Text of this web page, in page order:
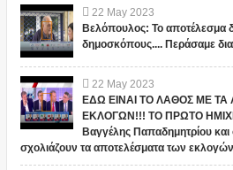
22 May 2023
Βελόπουλος: Το αποτέλεσμα
δημοσκόπους.... Περάσαμε
22 May 2023
ΕΔΩ ΕΙΝΑΙ ΤΟ ΛΑΘΟΣ ΜΕ
ΕΚΛΟΓΩΝ!!! ΤΟ ΠΡΩΤΟ
Βαγγέλης Παπαδημητρίου
σχολιάζουν τα αποτελέσματα των εκλογών